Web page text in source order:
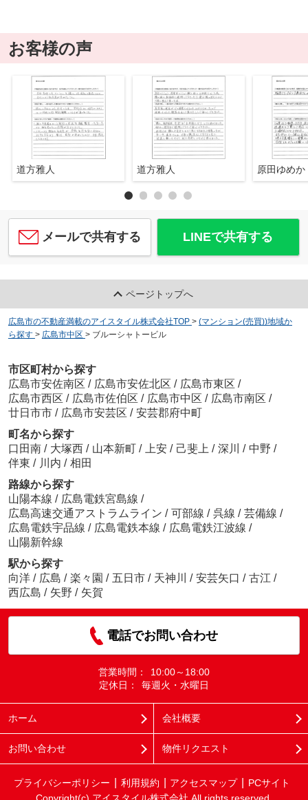
お客様の声
道方雅人 道方雅人 原田ゆめか
メールで共有する LINEで共有する
ページトップへ
広島市の不動産満載のアイスタイル株式会社TOP > (マンション(売買))地域か
ら探す > 広島市中区 > ブルーシャトービル
市区町村から探す
広島市安佐南区 / 広島市安佐北区 / 広島市東区 /
広島市西区 / 広島市佐伯区 / 広島市中区 / 広島市南区 /
廿日市市 / 広島市安芸区 / 安芸郡府中町
町名から探す
口田南 / 大塚西 / 山本新町 / 上安 / 己斐上 / 深川 / 中野 /
伴東 / 川内 / 相田
路線から探す
山陽本線 / 広島電鉄宮島線 /
広島高速交通アストラムライン / 可部線 / 呉線 / 芸備線 /
広島電鉄宇品線 / 広島電鉄本線 / 広島電鉄江波線 /
山陽新幹線
駅から探す
向洋 / 広島 / 楽々園 / 五日市 / 天神川 / 安芸矢口 / 古江 /
西広島 / 矢野 / 矢賀
電話でお問い合わせ
営業時間：
10:00～18:00
定休日：
毎週火・水曜日
ホーム 会社概要
お問い合わせ 物件リクエスト
プライバシーポリシー 利用規約 アクセスマップ
PCサイト
Copyright(c) アイスタイル株式会社 All rights reserved.